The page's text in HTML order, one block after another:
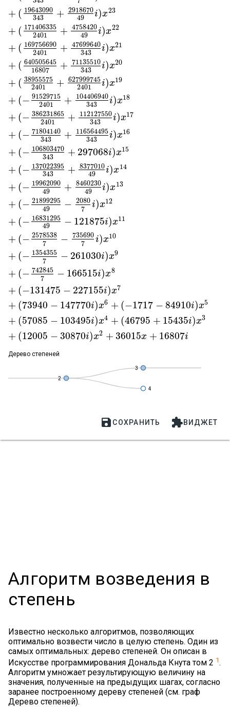
+ ( 19643090
343
+ 2918670
49
i)x23
+ ( 171406335
2401
+ 4758420
49
i)x22
+ ( 169756690
2401
+ 47699640
343
i)x21
+ ( 640505645
16807
+ 71135510
343
i)x20
+ ( 38955575
2401
+ 627999745
2401
i)x19
+ (− 91529715
2401
+
104406940
343
i)x18
+ (− 386231865
2401
+
112127550
343
i)x17
+ (− 71804140
343
+
116564495
343
i)x16
+ (− 106803470
343
+ 297068i)x15
+ (− 137022395
343
+ 8377010
49
i)x14
+ (− 19962090
49
+ 8460230
49
i)x13
+ (− 21899295
49
− 2080
7
i)x12
+ (− 16831295
49
− 121875i)x11
+ (− 2578538
7
− 735690
7
i)x10
+ (− 1354355
7
− 261030i)x9
+ (− 742845
7
− 166515i)x8
+ (−131475 − 227155i)x7
+ (73940 − 147770i)x6 + (−1717 − 84910i)x5
+ (57085 − 103495i)x4 + (46795 + 15435i)x3
+ (12005 − 30870i)x2 + 36015x + 16807i
Дерево степеней
4
3
2
 СОХРАНИТЬ ВИДЖЕТ
Алгоритм возведения в
степень
Известно несколько алгоритмов, позволяющих
оптимально возвести число в целую степень. Один из
самых оптимальных: дерево степеней. Он описан в
Искусстве программирования Дональда Кнута том 2 1.
Алгоритм умножает результирующую величину на
значения, полученные на предыдущих шагах, согласно
заранее построенному дереву степеней (см. граф
Дерево степеней).